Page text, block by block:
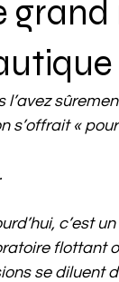
grand
l’avez
s’offrait «
c’est
flottant
se diluent